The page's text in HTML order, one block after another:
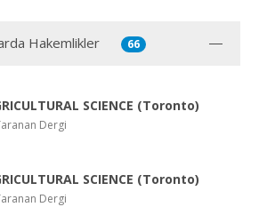
Hakemlikler 66
SCIENCE (Toronto)
Dergi
SCIENCE (Toronto)
Dergi